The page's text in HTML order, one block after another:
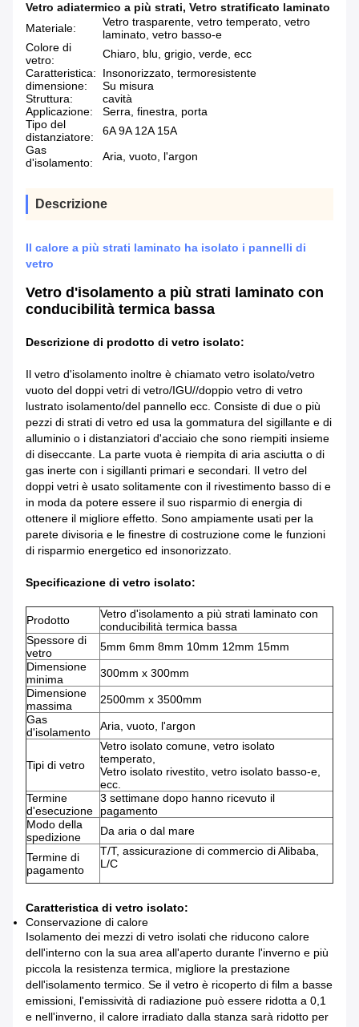
Vetro adiatermico a più strati, Vetro stratificato laminato
Materiale:
Vetro trasparente, vetro temperato, vetro
laminato, vetro basso-e
Colore di
vetro:
Chiaro, blu, grigio, verde, ecc
Caratteristica:
Insonorizzato, termoresistente
dimensione:
Su misura
Struttura:
cavità
Applicazione:
Serra, finestra, porta
Tipo del
distanziatore:
6A 9A 12A 15A
Gas
d'isolamento:
Aria, vuoto, l'argon
Descrizione
Il calore a più strati laminato ha isolato i pannelli di
vetro
Vetro d'isolamento a più strati laminato con
conducibilità termica bassa
Descrizione di prodotto di vetro isolato:
Il vetro d'isolamento inoltre è chiamato vetro isolato/vetro
vuoto del doppi vetri di vetro/IGU//doppio vetro di vetro
lustrato isolamento/del pannello ecc. Consiste di due o più
pezzi di strati di vetro ed usa la gommatura del sigillante e di
alluminio o i distanziatori d'acciaio che sono riempiti insieme
di diseccante. La parte vuota è riempita di aria asciutta o di
gas inerte con i sigillanti primari e secondari. Il vetro del
doppi vetri è usato solitamente con il rivestimento basso di e
in moda da potere essere il suo risparmio di energia di
ottenere il migliore effetto. Sono ampiamente usati per la
parete divisoria e le finestre di costruzione come le funzioni
di risparmio energetico ed insonorizzato.
Specificazione di vetro isolato:
Prodotto
Vetro d'isolamento a più strati laminato con
conducibilità termica bassa
Spessore di
vetro
5mm 6mm 8mm 10mm 12mm 15mm
Dimensione
minima
300mm x 300mm
Dimensione
massima
2500mm x 3500mm
Gas
d'isolamento
Aria, vuoto, l'argon
Tipi di vetro
Vetro isolato comune, vetro isolato
temperato,
Vetro isolato rivestito, vetro isolato basso-e,
ecc.
Termine
d'esecuzione
3 settimane dopo hanno ricevuto il
pagamento
Modo della
spedizione
Da aria o dal mare
Termine di
pagamento
T/T, assicurazione di commercio di Alibaba,
L/C
Caratteristica di vetro isolato:
Conservazione di calore
Isolamento dei mezzi di vetro isolati che riducono calore
dell'interno con la sua area all'aperto durante l'inverno e più
piccola la resistenza termica, migliore la prestazione
dell'isolamento termico. Se il vetro è ricoperto di film a basse
emissioni, l'emissività di radiazione può essere ridotta a 0,1
e nell'inverno, il calore irradiato dalla stanza sarà ridotto per